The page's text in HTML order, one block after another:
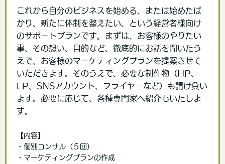
これから自分のビジネスを始める、または始めたば
かり、新たに体制を整えたい、という経営者様向け
のサポートプランです。まずは、お客様のやりたい
事、その想い、目的など、徹底的にお話を聞いたう
えで、お客様のマーケティングプランを提案させて
いただきます。そのうえで、必要な制作物（HP、
LP、SNSアカウント、フライヤーなど）も請け負い
ます。必要に応じて、各種専門家へ紹介もいたしま
す。
【内容】
・個別コンサル（５回）
・マーケティングプランの作成